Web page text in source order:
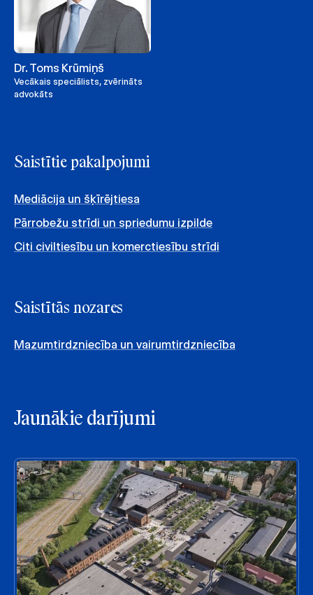
Dr. Toms Krūmiņš
Vecākais speciālists, zvērināts
advokāts
Saistītie pakalpojumi
Mediācija un šķīrējtiesa
Pārrobežu strīdi un spriedumu izpilde
Citi civiltiesību un komerctiesību strīdi
Saistītās nozares
Mazumtirdzniecība un vairumtirdzniecība
Jaunākie darījumi